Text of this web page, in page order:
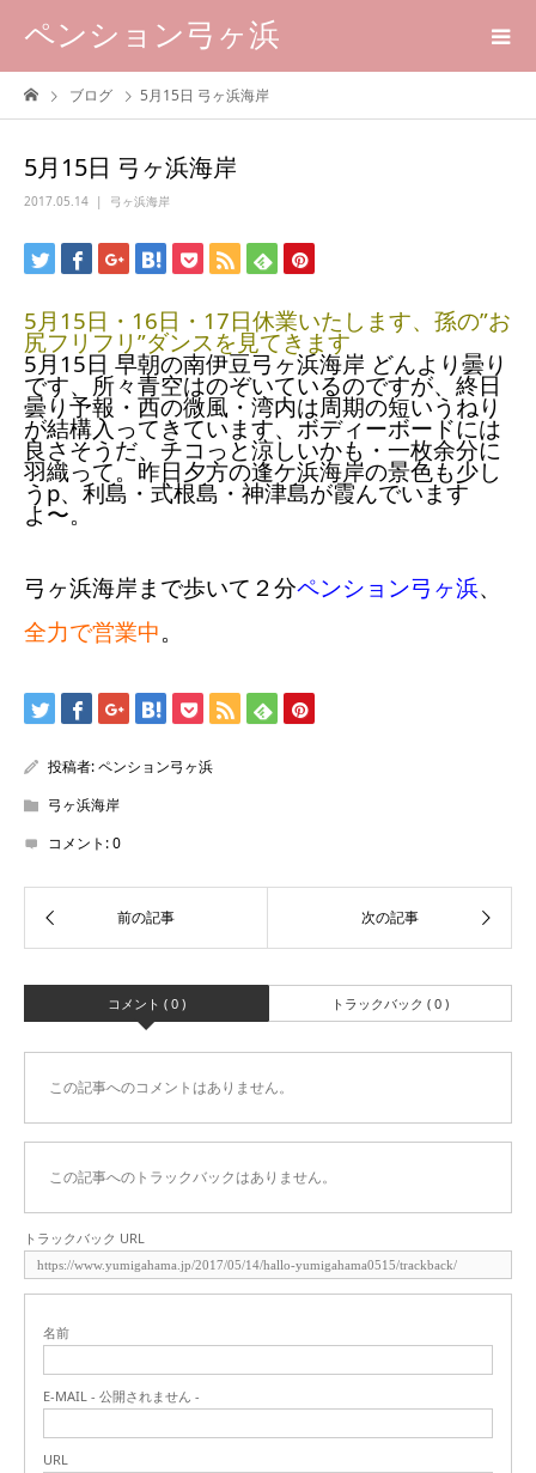
ペンション弓ヶ浜
ブログ 5月15日 弓ヶ浜海岸
5月15日 弓ヶ浜海岸
2017.05.14 弓ヶ浜海岸
5月15日・16日・17日休業いたします、孫の”お
尻フリフリ”ダンスを見てきます
5月15日 早朝の南伊豆弓ヶ浜海岸 どんより曇り
です、所々青空はのぞいているのですが、終日
曇り予報・西の微風・湾内は周期の短いうねり
が結構入ってきています、ボディーボードには
良さそうだ、チコっと涼しいかも・一枚余分に
羽織って。昨日夕方の逢ケ浜海岸の景色も少し
うp、利島・式根島・神津島が霞んでいます
よ〜。
弓ヶ浜海岸まで歩いて２分ペンション弓ヶ浜、
全力で営業中。
投稿者:ペンション弓ヶ浜
弓ヶ浜海岸
コメント:0
コメント ( 0 ) トラックバック ( 0 )
この記事へのコメントはありません。
この記事へのトラックバックはありません。
トラックバック URL
名前
E-MAIL - 公開されません -
URL